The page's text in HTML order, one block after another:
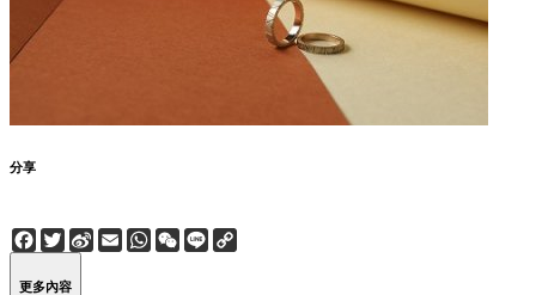
分享
Facebook
Twitter
Sina
Weibo
EmailWhatsApp
WeChat
Line
更多內容